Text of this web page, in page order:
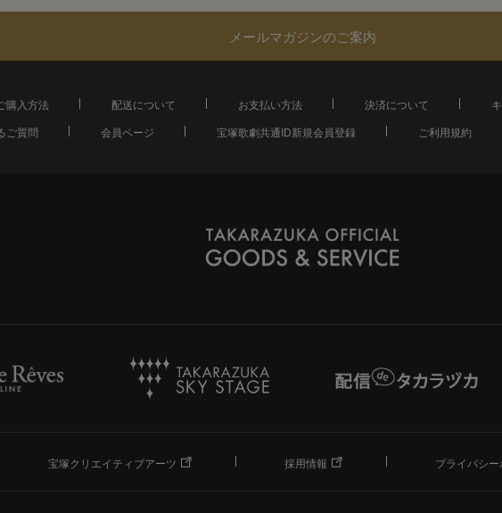
メールマガジンのご案内
購入方法 配送について お支払い方法 決済について
ご質問
会員ページ 宝塚歌劇共通ID新規会員登録 ご利用規約
宝塚クリエイティブアーツ 採用情報 プライバシ